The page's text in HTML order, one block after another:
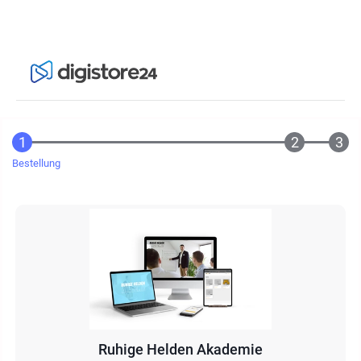
Bestellung
Ruhige Helden Akademie